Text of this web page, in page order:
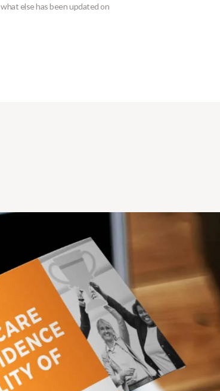
else has been updated on